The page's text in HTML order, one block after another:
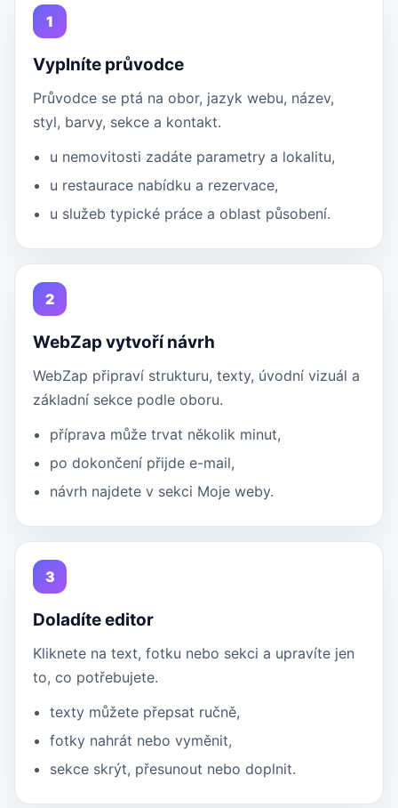
1
Vyplníte průvodce
Průvodce se ptá na obor, jazyk webu, název,
styl, barvy, sekce a kontakt.
u nemovitosti zadáte parametry a lokalitu,
u restaurace nabídku a rezervace,
u služeb typické práce a oblast působení.
2
WebZap vytvoří návrh
WebZap připraví strukturu, texty, úvodní vizuál a
základní sekce podle oboru.
příprava může trvat několik minut,
po dokončení přijde e-mail,
návrh najdete v sekci Moje weby.
3
Doladíte editor
Kliknete na text, fotku nebo sekci a upravíte jen
to, co potřebujete.
texty můžete přepsat ručně,
fotky nahrát nebo vyměnit,
sekce skrýt, přesunout nebo doplnit.